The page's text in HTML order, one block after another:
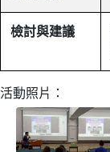
檢討與建議
活動照片：